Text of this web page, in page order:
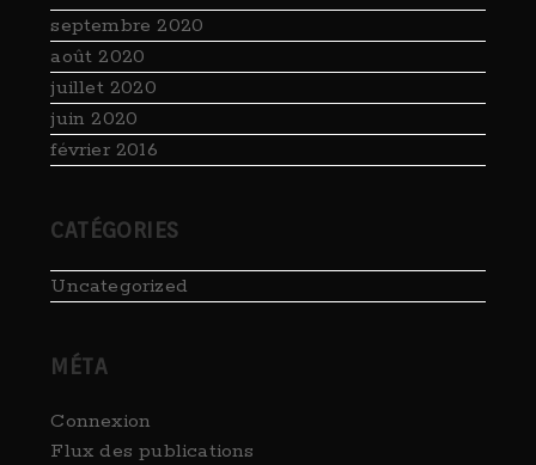
septembre 2020
août 2020
juillet 2020
juin 2020
février 2016
CATÉGORIES
Uncategorized
MÉTA
Connexion
Flux des publications